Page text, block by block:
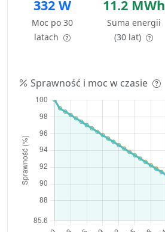
332 W
Moc po 30
latach
11.2 MWh
Suma energii
(30 lat)
Sprawność i moc w czasie